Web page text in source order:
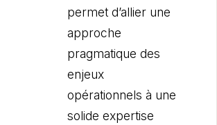
permet d’allier une
approche
pragmatique des
enjeux
opérationnels à une
solide expertise